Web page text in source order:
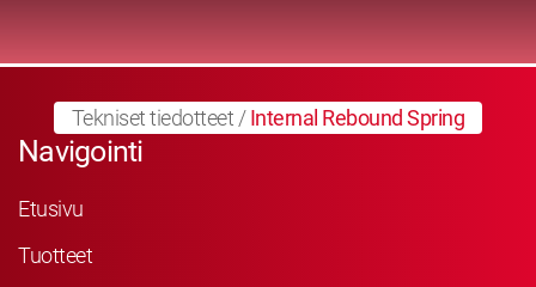
Tekniset tiedotteet /Internal Rebound Spring
Navigointi
Etusivu
Tuotteet